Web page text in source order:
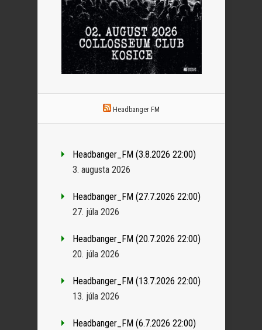
Headbanger FM
Headbanger_FM (3.8.2026 22:00)
3. augusta 2026
Headbanger_FM (27.7.2026 22:00)
27. júla 2026
Headbanger_FM (20.7.2026 22:00)
20. júla 2026
Headbanger_FM (13.7.2026 22:00)
13. júla 2026
Headbanger_FM (6.7.2026 22:00)